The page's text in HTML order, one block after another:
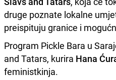
druge poznate lokalne
preispituju granice i
Program Pickle Bara u
and Tatars, kurira Hana
feministkinja.